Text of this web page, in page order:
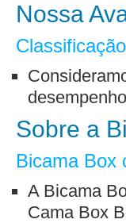
Nossa
Sobre a
Bicama Box
A Bicama
Cama Box